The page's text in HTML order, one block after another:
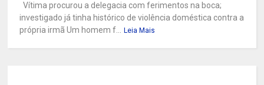
Vítima procurou a delegacia com ferimentos na boca;
investigado já tinha histórico de violência doméstica contra a
própria irmã Um homem f...
Leia Mais